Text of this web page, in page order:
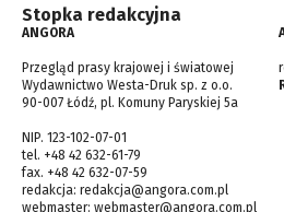
Stopka redakcyjna
ANGORA
Przegląd prasy krajowej i światowej
Wydawnictwo Westa-Druk sp. z o.o.
90-007 Łódź, pl. Komuny Paryskiej 5a
NIP. 123-102-07-01
tel. +48 42 632-61-79
fax. +48 42 632-07-59
redakcja: redakcja@angora.com.pl
webmaster: webmaster@angora.com.pl